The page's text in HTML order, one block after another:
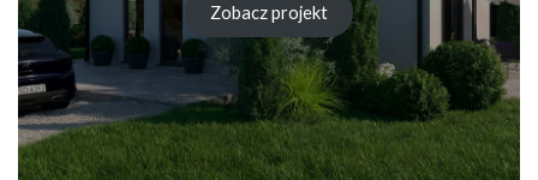
Zobacz projekt